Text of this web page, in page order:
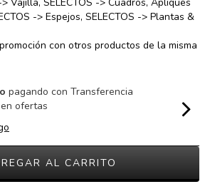
-> Espejos, SELECTOS -> Plantas &
con otros productos de la misma
pagando con Transferencia
ofertas